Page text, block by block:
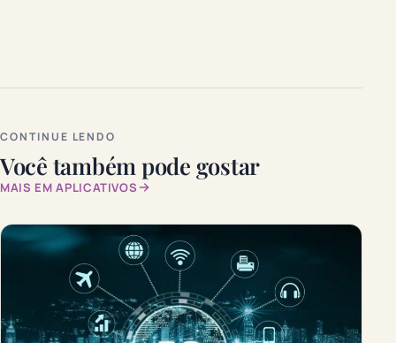
CONTINUE LENDO
Você também pode gostar
MAIS EM APLICATIVOS